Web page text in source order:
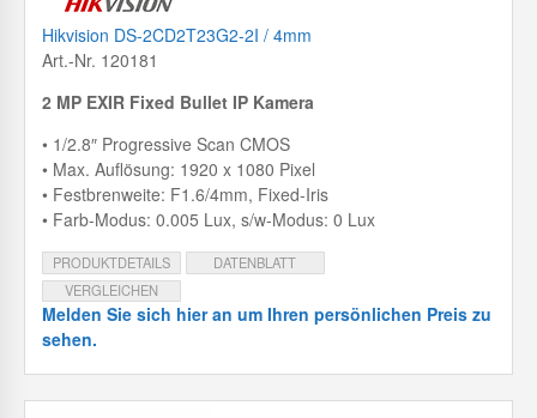
Hikvision DS-2CD2T23G2-2I / 4mm
Art.-Nr. 120181
2 MP EXIR Fixed Bullet IP Kamera
• 1/2.8″ Progressive Scan CMOS
• Max. Auflösung: 1920 x 1080 Pixel
• Festbrenweite: F1.6/4mm, Fixed-Iris
• Farb-Modus: 0.005 Lux, s/w-Modus: 0 Lux
PRODUKTDETAILS
DATENBLATT
VERGLEICHEN
Melden Sie sich hier an um Ihren persönlichen Preis zu
sehen.